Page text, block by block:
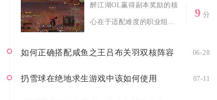
醉江湖OL赢得副本奖励的核
心在于适配难度的职业组
9 分
如何正确搭配咸鱼之王吕布关羽双核阵容 06-28
扔雪球在绝地求生游戏中该如何使用 07-11